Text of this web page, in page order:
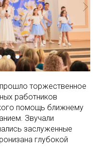
торжественное
работников
помощь ближнему
Звучали
заслуженные
глубокой